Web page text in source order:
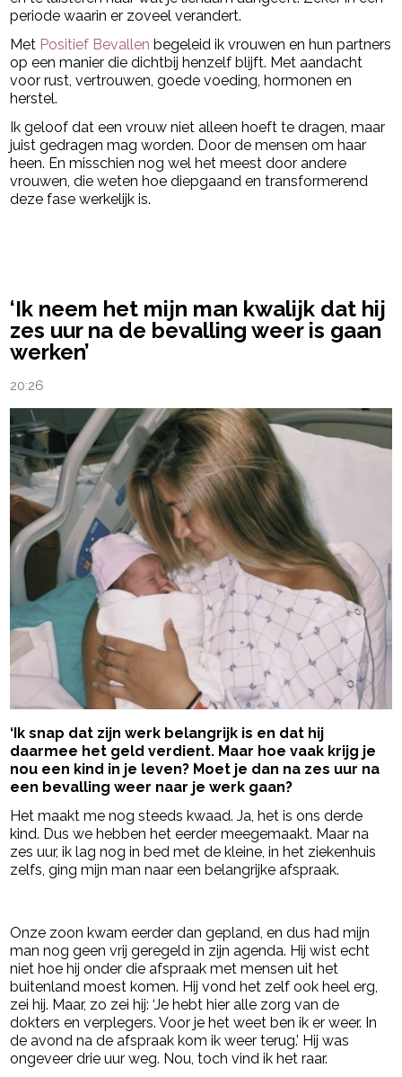
periode waarin er zoveel verandert.
Met Positief Bevallen begeleid ik vrouwen en hun partners
op een manier die dichtbij henzelf blijft. Met aandacht
voor rust, vertrouwen, goede voeding, hormonen en
herstel.
Ik geloof dat een vrouw niet alleen hoeft te dragen, maar
juist gedragen mag worden. Door de mensen om haar
heen. En misschien nog wel het meest door andere
vrouwen, die weten hoe diepgaand en transformerend
deze fase werkelijk is.
‘Ik neem het mijn man kwalijk dat hij
zes uur na de bevalling weer is gaan
werken’
20:26
‘Ik snap dat zijn werk belangrijk is en dat hij
daarmee het geld verdient. Maar hoe vaak krijg je
nou een kind in je leven? Moet je dan na zes uur na
een bevalling weer naar je werk gaan?
Het maakt me nog steeds kwaad. Ja, het is ons derde
kind. Dus we hebben het eerder meegemaakt. Maar na
zes uur, ik lag nog in bed met de kleine, in het ziekenhuis
zelfs, ging mijn man naar een belangrijke afspraak.
Onze zoon kwam eerder dan gepland, en dus had mijn
man nog geen vrij geregeld in zijn agenda. Hij wist echt
niet hoe hij onder die afspraak met mensen uit het
buitenland moest komen. Hij vond het zelf ook heel erg,
zei hij. Maar, zo zei hij: ‘Je hebt hier alle zorg van de
dokters en verplegers. Voor je het weet ben ik er weer. In
de avond na de afspraak kom ik weer terug.’ Hij was
ongeveer drie uur weg. Nou, toch vind ik het raar.